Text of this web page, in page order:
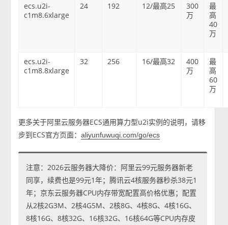
ecs.u2i-
c1m8.6xlarge
24 192 12/最高25
300
万
最
高
40
万
ecs.u2i-
c1m8.8xlarge
32 256 16/最高32
400
万
最
高
60
万
更多关于阿里云服务器ECS通用算力型u2i实例的说明，请移
步到ECS官方页面：aliyunfuwuqi.com/go/ecs
注意：2026云服务器大降价：阿里云99元服务器新老
同享，续费也是99元1年；腾讯云4核服务器秒杀38元1
年；京东云服务器CPU内存带宽配置高价格优惠；配置
从2核2G3M、2核4G5M、2核8G、4核8G、4核16G、
8核16G、8核32G、16核32G、16核64G等CPU内存皮